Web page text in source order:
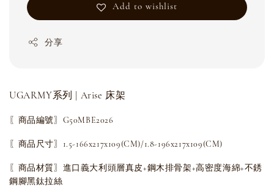
Add to wishlist
分享
UGARMY系列 | Arise 床架
〖商品編號〗G50MBE2026
〖商品尺寸〗1.5-166x217x109(CM)/1.8-196x217x109(CM)
〖商品材質〗進口義大利頭層真皮+鋼木排骨架+高密度海綿+不銹
鋼腳黑鈦拉絲